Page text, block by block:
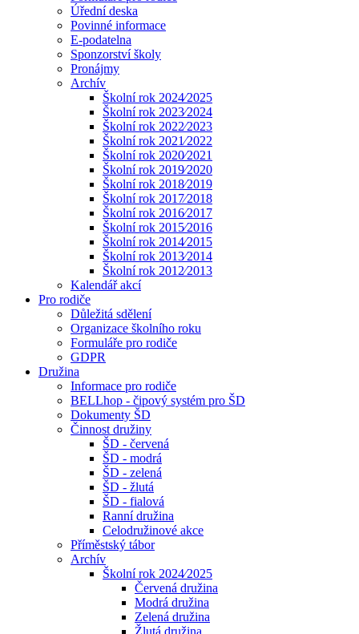
Úřední deska
Povinné informace
E-podatelna
Sponzorství školy
Pronájmy
Archív
Školní rok 2024⁄2025
Školní rok 2023⁄2024
Školní rok 2022⁄2023
Školní rok 2021⁄2022
Školní rok 2020⁄2021
Školní rok 2019⁄2020
Školní rok 2018⁄2019
Školní rok 2017⁄2018
Školní rok 2016⁄2017
Školní rok 2015⁄2016
Školní rok 2014⁄2015
Školní rok 2013⁄2014
Školní rok 2012⁄2013
Kalendář akcí
Pro rodiče
Důležitá sdělení
Organizace školního roku
Formuláře pro rodiče
GDPR
Družina
Informace pro rodiče
BELLhop - čipový systém pro ŠD
Dokumenty ŠD
Činnost družiny
ŠD - červená
ŠD - modrá
ŠD - zelená
ŠD - žlutá
ŠD - fialová
Ranní družina
Celodružinové akce
Příměstský tábor
Archív
Školní rok 2024⁄2025
Červená družina
Modrá družina
Zelená družina
Žlutá družina